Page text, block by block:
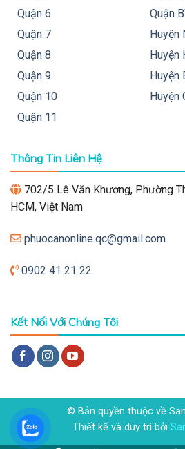
Quận 6
Quận 7
Quận 8
Quận 9
Quận 10
Quận 11
Quận
Huyện
Huyện
Huyện
Huyện
Thông Tin Liên Hệ
702/5 Lê Văn Khương, Phường
HCM, Việt Nam
phuocanonline.qc@gmail.com
0902 41 21 22
Kết Nối Với Chúng Tôi
© Bản quyền thuộc về
Thiết kế và duy trì bởi